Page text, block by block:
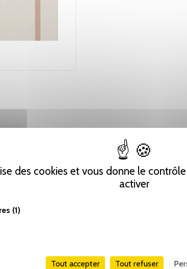
des cookies et vous donne le
activer
(1)
Tout accepter Tout refuser